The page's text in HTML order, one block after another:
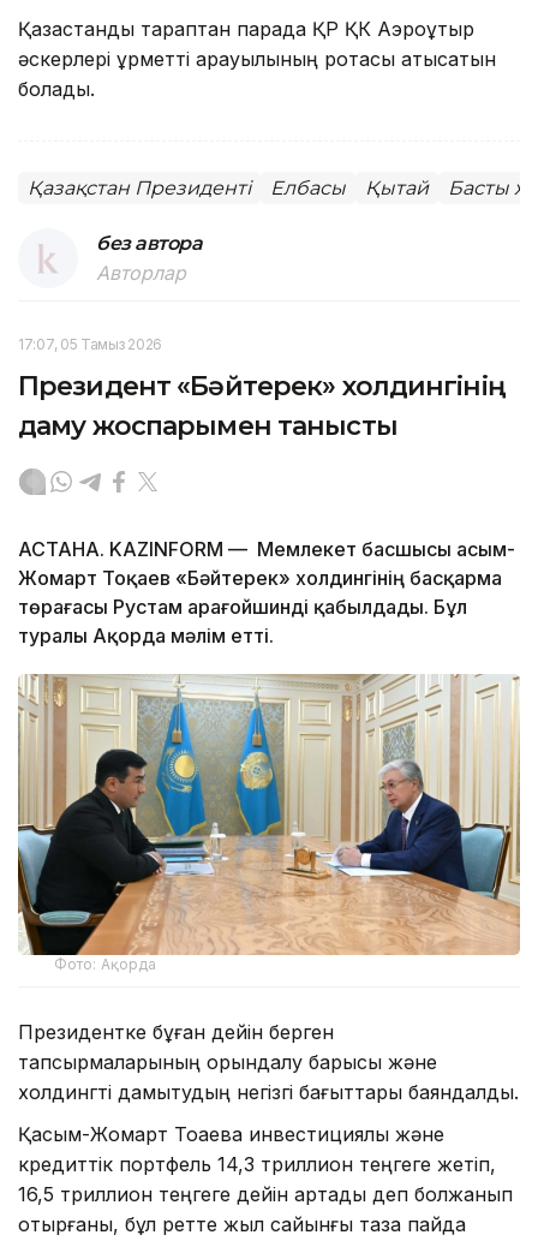
Қазақстандық тараптан парадқа ҚР ҚК Аэроұтқыр
әскерлері құрметті қарауылының ротасы қатысатын
болады.
Қазақстан Президенті Елбасы Қытай Басты
без автора
Авторлар
17:07, 05 Тамыз 2026
Президент «Бәйтерек» холдингінің
даму жоспарымен танысты
АСТАНА. KAZINFORM — Мемлекет басшысы Қасым-
Жомарт Тоқаев «Бәйтерек» холдингінің басқарма
төрағасы Рустам Қарағойшинді қабылдады. Бұл
туралы Ақорда мәлім етті.
Фото: Ақорда
Президентке бұған дейін берген
тапсырмаларының орындалу барысы және
холдингті дамытудың негізгі бағыттары баяндалды.
Қасым-Жомарт Тоқаевқа инвестициялық және
кредиттік портфель 14,3 триллион теңгеге жетіп,
16,5 триллион теңгеге дейін артады деп болжанып
отырғаны, бұл ретте жыл сайынғы таза пайда